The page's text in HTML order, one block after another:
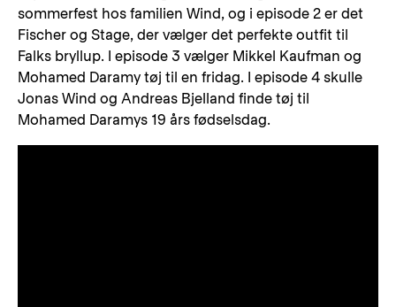
sommerfest hos familien Wind, og i episode 2 er det
Fischer og Stage, der vælger det perfekte outfit til
Falks bryllup. I episode 3 vælger Mikkel Kaufman og
Mohamed Daramy tøj til en fridag. I episode 4 skulle
Jonas Wind og Andreas Bjelland finde tøj til
Mohamed Daramys 19 års fødselsdag.